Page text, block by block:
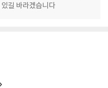
길 바라겠습니다